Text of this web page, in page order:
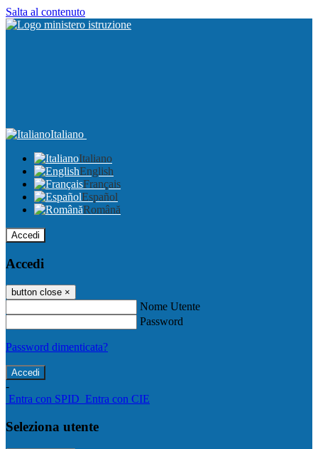
Salta al contenuto
Italiano
Italiano
English
Français
Español
Română
Accedi
Accedi
button close ×
Nome Utente
Password
Password dimenticata?
-
Entra con SPID Entra con CIE
Seleziona utente